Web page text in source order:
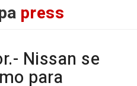
press
Nissan se
para